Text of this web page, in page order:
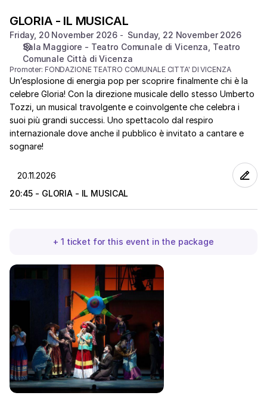
20:45 - GLORIA - IL MUSICAL
GLORIA - IL MUSICAL
Friday, 20 November 2026
Sunday, 22 November 2026
Sala Maggiore - Teatro Comunale di Vicenza Teatro
Comunale Città di Vicenza
Promoter: FONDAZIONE TEATRO COMUNALE CITTA' DI VICENZA
Un’esplosione di energia pop per scoprire finalmente chi è la
celebre Gloria! Con la direzione musicale dello stesso Umberto
Tozzi, un musical travolgente e coinvolgente che celebra i
suoi più grandi successi. Uno spettacolo dal respiro
internazionale dove anche il pubblico è invitato a cantare e
sognare!
+ 1 ticket for this event in the package
FRIDA